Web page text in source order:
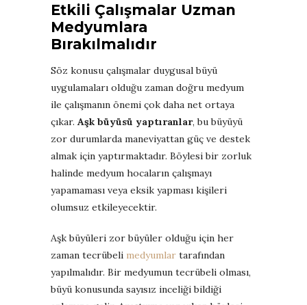
Etkili Çalışmalar Uzman
Medyumlara
Bırakılmalıdır
Söz konusu çalışmalar duygusal büyü
uygulamaları olduğu zaman doğru medyum
ile çalışmanın önemi çok daha net ortaya
çıkar. Aşk büyüsü yaptıranlar, bu büyüyü
zor durumlarda maneviyattan güç ve destek
almak için yaptırmaktadır. Böylesi bir zorluk
halinde medyum hocaların çalışmayı
yapamaması veya eksik yapması kişileri
olumsuz etkileyecektir.
Aşk büyüleri zor büyüler olduğu için her
zaman tecrübeli medyumlar tarafından
yapılmalıdır. Bir medyumun tecrübeli olması,
büyü konusunda sayısız inceliği bildiği